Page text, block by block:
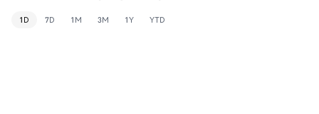
1D 7D 1M 3M 1Y YTD